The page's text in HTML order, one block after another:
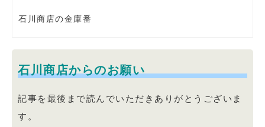
石川商店の金庫番
石川商店からのお願い
記事を最後まで読んでいただきありがとうございま
す。